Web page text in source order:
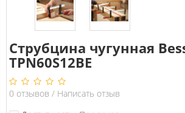
Струбцина чугунная
TPN60S12BE
0 отзывов / Написать отзыв